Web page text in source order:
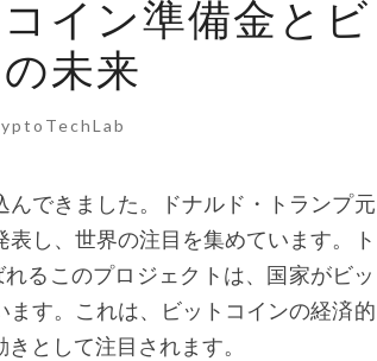
イン準備金とビ
未来
できました。ドナルド・トランプ元
し、世界の注目を集めています。ト
るこのプロジェクトは、国家がビッ
す。これは、ビットコインの経済的
として注目されます。